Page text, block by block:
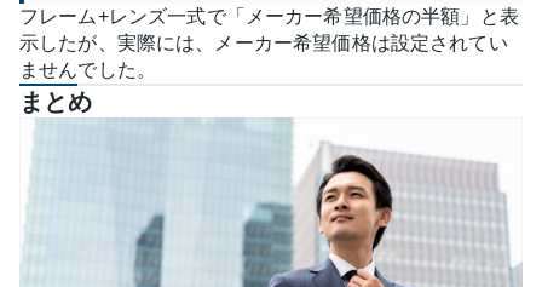
フレーム+レンズ一式で「メーカー希望価格の半額」と表
示したが、実際には、メーカー希望価格は設定されてい
ませんでした。
まとめ